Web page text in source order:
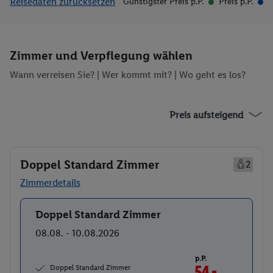
Zimmer und Verpflegung wählen
Wann verreisen Sie? | Wer kommt mit? | Wo geht es los?
Preis aufsteigend
Doppel Standard Zimmer
2
Zimmerdetails
Buchen
Doppel Standard Zimmer
08.08. - 10.08.2026
Doppel Standard Zimmer
p.P.